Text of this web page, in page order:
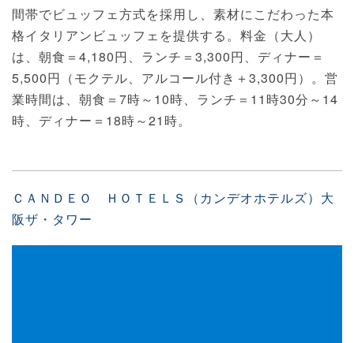
間帯でビュッフェ方式を採用し、素材にこだわった本
格イタリアンビュッフェを提供する。料金（大人）
は、朝食＝4,180円、ランチ＝3,300円、ディナー＝
5,500円（モクテル、アルコール付き＋3,300円）。営
業時間は、朝食＝7時～10時、ランチ＝11時30分～14
時、ディナー＝18時～21時。
ＣＡＮＤＥＯ ＨＯＴＥＬＳ（カンデオホテルズ）大
阪ザ・タワー